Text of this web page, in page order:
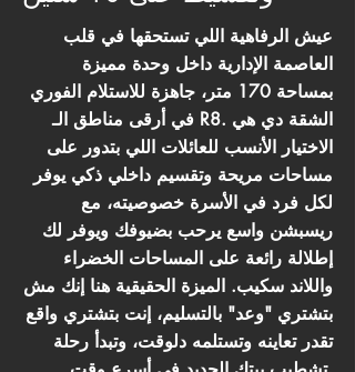
عيش الرفاهية اللي تستحقها في قلب
العاصمة الإدارية داخل وحدة مميزة
بمساحة 170 متر، جاهزة للاستلام الفوري
في أرقى مناطق الـ R8. الشقة دي هي
الاختيار الأنسب للعائلات اللي بتدور على
مساحات مريحة وتقسيم داخلي ذكي يوفر
لكل فرد في الأسرة خصوصيته، مع
ريسبشن واسع يرحب بضيوفك ويوفر لك
إطلالة رائعة على المساحات الخضراء
واللاند سكيب. الميزة الحقيقية هنا إنك مش
بتشتري "وعد" بالتسليم، إنت بتشتري واقع
تقدر تعاينه وتستلمه دلوقت، وتبدأ رحلة